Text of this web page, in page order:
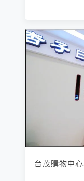
台茂購物中